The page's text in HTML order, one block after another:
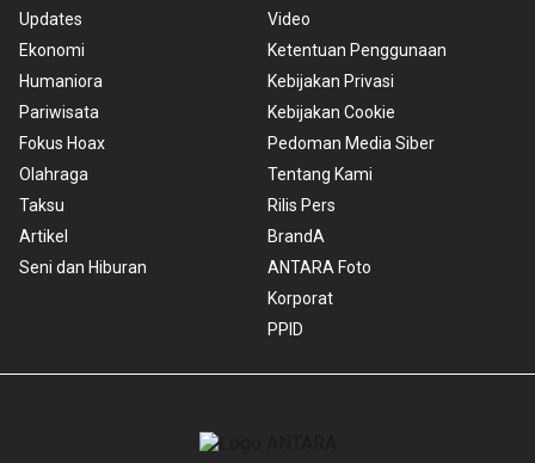
Updates
Ekonomi
Humaniora
Pariwisata
Fokus Hoax
Olahraga
Taksu
Artikel
Seni dan Hiburan
Video
Ketentuan Penggunaan
Kebijakan Privasi
Kebijakan Cookie
Pedoman Media Siber
Tentang Kami
Rilis Pers
BrandA
ANTARA Foto
Korporat
PPID